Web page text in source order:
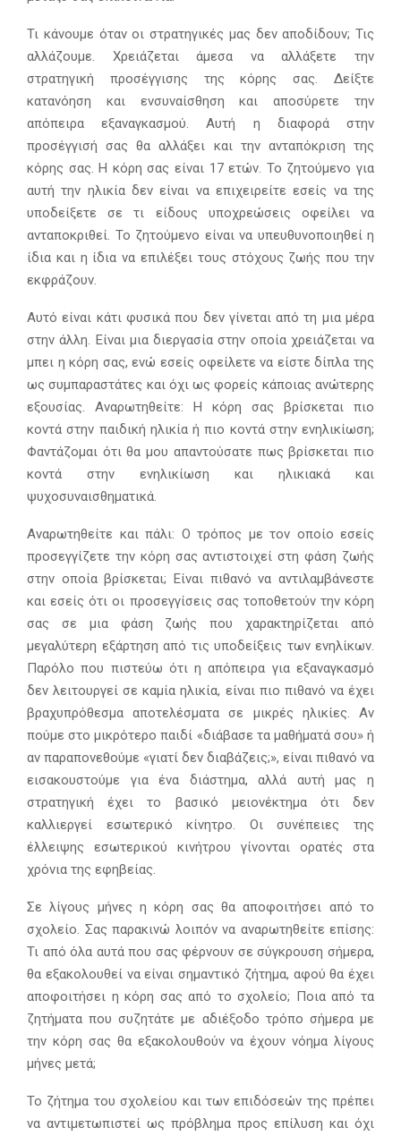
Τι κάνουμε όταν οι στρατηγικές μας δεν αποδίδουν; Τις
αλλάζουμε. Χρειάζεται άμεσα να αλλάξετε την
στρατηγική προσέγγισης της κόρης σας. Δείξτε
κατανόηση και ενσυναίσθηση και αποσύρετε την
απόπειρα εξαναγκασμού. Αυτή η διαφορά στην
προσέγγισή σας θα αλλάξει και την ανταπόκριση της
κόρης σας. Η κόρη σας είναι 17 ετών. Το ζητούμενο για
αυτή την ηλικία δεν είναι να επιχειρείτε εσείς να της
υποδείξετε σε τι είδους υποχρεώσεις οφείλει να
ανταποκριθεί. Το ζητούμενο είναι να υπευθυνοποιηθεί η
ίδια και η ίδια να επιλέξει τους στόχους ζωής που την
εκφράζουν.
Αυτό είναι κάτι φυσικά που δεν γίνεται από τη μια μέρα
στην άλλη. Είναι μια διεργασία στην οποία χρειάζεται να
μπει η κόρη σας, ενώ εσείς οφείλετε να είστε δίπλα της
ως συμπαραστάτες και όχι ως φορείς κάποιας ανώτερης
εξουσίας. Αναρωτηθείτε: Η κόρη σας βρίσκεται πιο
κοντά στην παιδική ηλικία ή πιο κοντά στην ενηλικίωση;
Φαντάζομαι ότι θα μου απαντούσατε πως βρίσκεται πιο
κοντά στην ενηλικίωση και ηλικιακά και
ψυχοσυναισθηματικά.
Αναρωτηθείτε και πάλι: Ο τρόπος με τον οποίο εσείς
προσεγγίζετε την κόρη σας αντιστοιχεί στη φάση ζωής
στην οποία βρίσκεται; Είναι πιθανό να αντιλαμβάνεστε
και εσείς ότι οι προσεγγίσεις σας τοποθετούν την κόρη
σας σε μια φάση ζωής που χαρακτηρίζεται από
μεγαλύτερη εξάρτηση από τις υποδείξεις των ενηλίκων.
Παρόλο που πιστεύω ότι η απόπειρα για εξαναγκασμό
δεν λειτουργεί σε καμία ηλικία, είναι πιο πιθανό να έχει
βραχυπρόθεσμα αποτελέσματα σε μικρές ηλικίες. Αν
πούμε στο μικρότερο παιδί «διάβασε τα μαθήματά σου» ή
αν παραπονεθούμε «γιατί δεν διαβάζεις;», είναι πιθανό να
εισακουστούμε για ένα διάστημα, αλλά αυτή μας η
στρατηγική έχει το βασικό μειονέκτημα ότι δεν
καλλιεργεί εσωτερικό κίνητρο. Οι συνέπειες της
έλλειψης εσωτερικού κινήτρου γίνονται ορατές στα
χρόνια της εφηβείας.
Σε λίγους μήνες η κόρη σας θα αποφοιτήσει από το
σχολείο. Σας παρακινώ λοιπόν να αναρωτηθείτε επίσης:
Τι από όλα αυτά που σας φέρνουν σε σύγκρουση σήμερα,
θα εξακολουθεί να είναι σημαντικό ζήτημα, αφού θα έχει
αποφοιτήσει η κόρη σας από το σχολείο; Ποια από τα
ζητήματα που συζητάτε με αδιέξοδο τρόπο σήμερα με
την κόρη σας θα εξακολουθούν να έχουν νόημα λίγους
μήνες μετά;
Το ζήτημα του σχολείου και των επιδόσεών της πρέπει
να αντιμετωπιστεί ως πρόβλημα προς επίλυση και όχι